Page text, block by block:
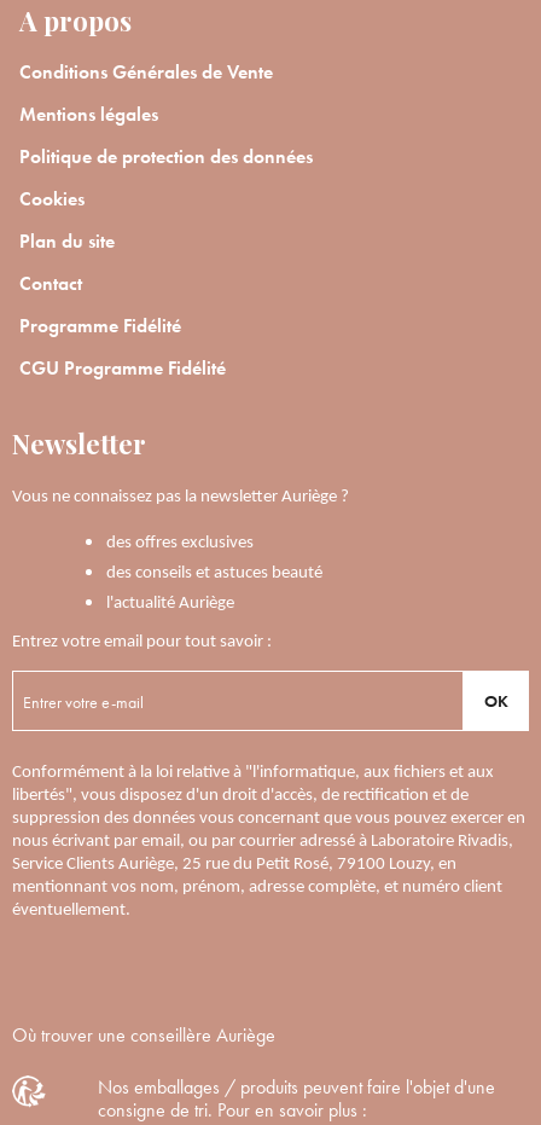
A propos
Conditions Générales de Vente
Mentions légales
Politique de protection des données
Cookies
Plan du site
Contact
Programme Fidélité
CGU Programme Fidélité
Newsletter
Vous ne connaissez pas la newsletter Auriège ?
des offres exclusives
des conseils et astuces beauté
l'actualité Auriège
Entrez votre email pour tout savoir :
OK
Conformément à la loi relative à "l'informatique, aux fichiers et aux
libertés", vous disposez d'un droit d'accès, de rectification et de
suppression des données vous concernant que vous pouvez exercer en
nous écrivant par email, ou par courrier adressé à Laboratoire Rivadis,
Service Clients Auriège, 25 rue du Petit Rosé, 79100 Louzy, en
mentionnant vos nom, prénom, adresse complète, et numéro client
éventuellement.
Où trouver une conseillère Auriège
Nos emballages / produits peuvent faire l'objet d'une
consigne de tri. Pour en savoir plus :